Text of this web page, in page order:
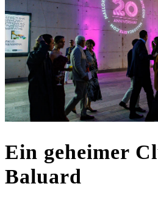
Ein geheimer
Baluard